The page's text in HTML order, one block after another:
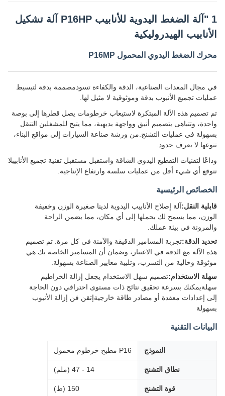
1 "آلة الضغط اليدوية للأنابيب P16HP آلة تشكيل
الأنابيب الهيدروليكية
محرك الضغط اليدوي المحمول P16MP
في مجال المعدات الصناعية، الدقة والكفاءة تسودمصممة بدقة لتبسيط
عمليات تجميع الأنبوب بدقة وموثوقية لا مثيل لها.
تم تصميم هذه الآلة المبتكرة لاستيعاب خرطومات يصل قطرها إلى بوصة
واحدة، وتتباهى بتصميم أنيق وواجهة بديهية، مما يتيح للمشغلين التنقل
بسهولة في عمليات التشنج.من ورشة صناعة السيارات إلى مواقع البناء،
تنوعها لا يعرف حدود.
وداعًا لتقنيات التقطيع اليدوي الشاقة واستقبل مستقبل تقنية تجميع الأنابيبلا
تتوقع أي شيء أقل من عمليات سلسة وارتفاع الإنتاجية.
الخصائص الرئيسية
قابلية النقل:آلة إصلاح الأنابيب اليدوية لدينا صغيرة الوزن وخفيفة
الوزن، مما يسمح لك بحملها إلى أي مكان، مما يضمن الراحة
والمرونة في بيئة عملك.
تحديد الدقة:تجربة المسامير الدقيقة والآمنة في كل مرة. تم تصميم
هذه الآلة مع الدقة في الاعتبار، وضمان أن المسامير الخاصة بك هي
موثوقة وخالية من التسرب، وتلبية معايير الصناعة بسهولة.
سهلة الاستخدام:تصميم سهل الاستخدام يجعل إزالة الخراطيم
سهلةيمكنك بسرعة تحقيق نتائج ذات مستوى احترافي دون الحاجة
إلى إعدادات معقدة أو مصادر طاقة خارجيةإتقن فن إزالة الأنبوب
بسهولة
البيانات التقنية
النموذج P16 مطبخ خرطوم محمول
نطاق التشنج 14 - 47 (ملم)
قوة التشنج 150 (ط)